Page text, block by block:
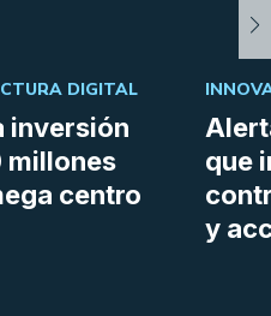
inversión
millones
centro
DIGITAL
que
y